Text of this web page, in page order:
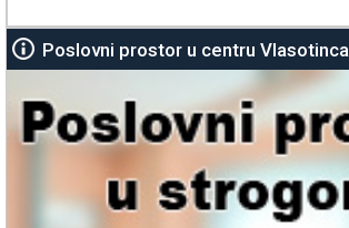
Poslovni prostor u centru Vlasotinca